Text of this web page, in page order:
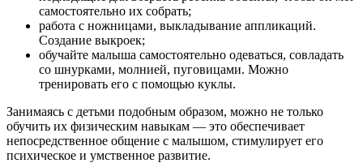
самостоятельно их собрать;
работа с ножницами, выкладывание аппликаций.
Создание выкроек;
обучайте малыша самостоятельно одеваться, совладать
со шнурками, молнией, пуговицами. Можно
тренировать его с помощью куклы.
Занимаясь с детьми подобным образом, можно не только
обучить их физическим навыкам — это обеспечивает
непосредственное общение с малышом, стимулирует его
психическое и умственное развитие.